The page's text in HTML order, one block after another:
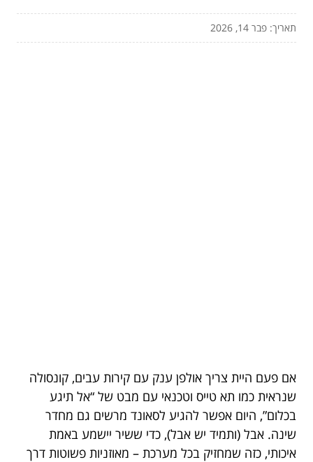
תאריך: פבר 14, 2026
אם פעם היית צריך אולפן ענק עם קירות עבים, קונסולה
שנראית כמו תא טייס וטכנאי עם מבט של “אל תיגע
בכלום”, היום אפשר להגיע לסאונד מרשים גם מחדר
שינה. אבל (ותמיד יש אבל), כדי ששיר יישמע באמת
איכותי, כזה שמחזיק בכל מערכת – מאוזניות פשוטות דרך